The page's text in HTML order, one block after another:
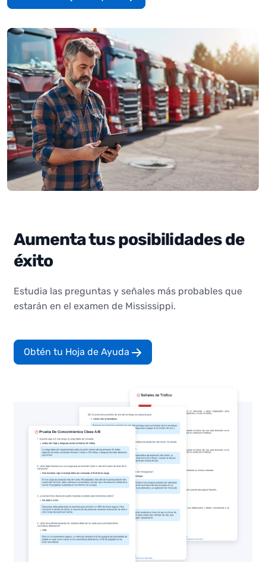
Aumenta tus posibilidades de
éxito
Estudia las preguntas y señales más probables que
estarán en el examen de Mississippi.
Obtén tu Hoja de Ayuda